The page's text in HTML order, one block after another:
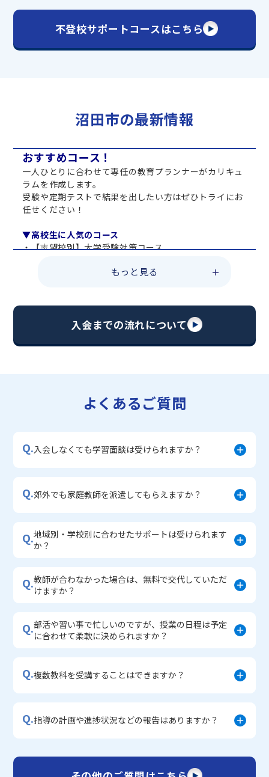
不登校サポートコースはこちら
沼田市の最新情報
おすすめコース！
一人ひとりに合わせて専任の教育プランナーがカリキュ
ラムを作成します。
受験や定期テストで結果を出したい方はぜひトライにお
任せください！
▼高校生に人気のコース
・【志望校別】大学受験対策コース
・総合型選抜直前対策コース
・【志望校別】公立・私立高校受験対策コース
・宿題サポートコース
・学習習慣定着コース
もっと見る
入会までの流れについて
よくあるご質問
Q.入会しなくても学習面談は受けられますか？
Q.郊外でも家庭教師を派遣してもらえますか？
Q.地域別・学校別に合わせたサポートは受けられます
か？
Q.教師が合わなかった場合は、無料で交代していただ
けますか？
Q.部活や習い事で忙しいのですが、授業の日程は予定
に合わせて柔軟に決められますか？
Q.複数教科を受講することはできますか？
Q.指導の計画や進捗状況などの報告はありますか？